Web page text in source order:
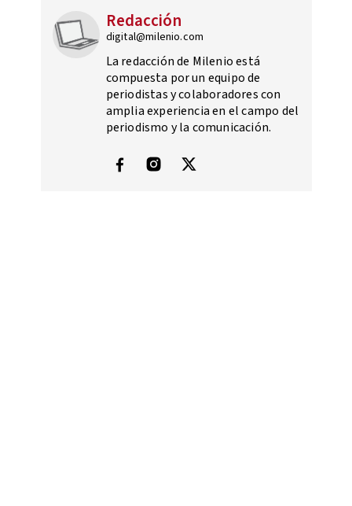
Redacción
digital@milenio.com
La redacción de Milenio está
compuesta por un equipo de
periodistas y colaboradores con
amplia experiencia en el campo del
periodismo y la comunicación.